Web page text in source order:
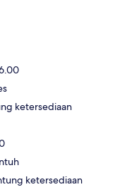
ketersediaan
ketersediaan